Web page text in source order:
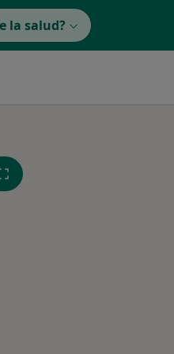
la salud?